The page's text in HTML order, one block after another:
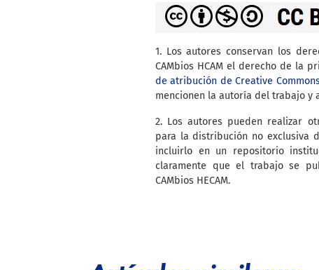
1. Los autores conservan los
CAMbios HCAM el derecho de la
de atribución de Creative
mencionen la autoría del trabajo y
2. Los autores pueden realizar
para la distribución no exclusiva
incluirlo en un repositorio
claramente que el trabajo se
CAMbios HECAM.